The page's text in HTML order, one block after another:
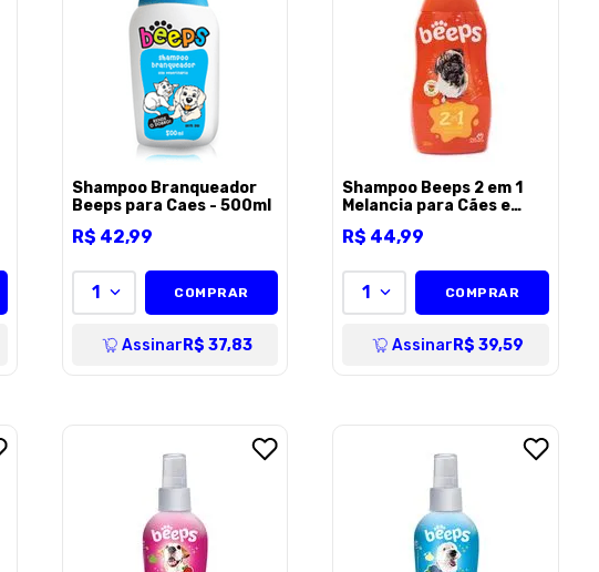
Shampoo Branqueador
Beeps para Caes - 500ml
R$ 42,99
1 COMPRAR
Assinar R$ 37,83
Shampoo Beeps 2 em 1
Melancia para Cães e
R$ 44,99
1 COMPRAR
Assinar R$ 39,59